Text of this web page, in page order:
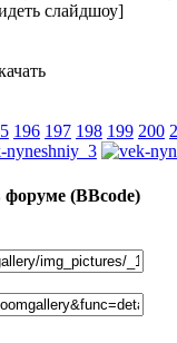
слайдшоу]
196 197 198 199 200
форуме (BBcode)